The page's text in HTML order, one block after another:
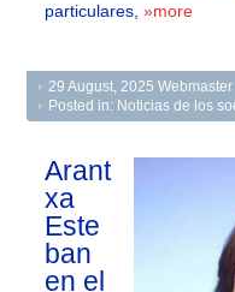
particulares,»more
29 August, 2025 Webmaster
Posted in: Noticias de los
Arant
xa
Este
ban
en el